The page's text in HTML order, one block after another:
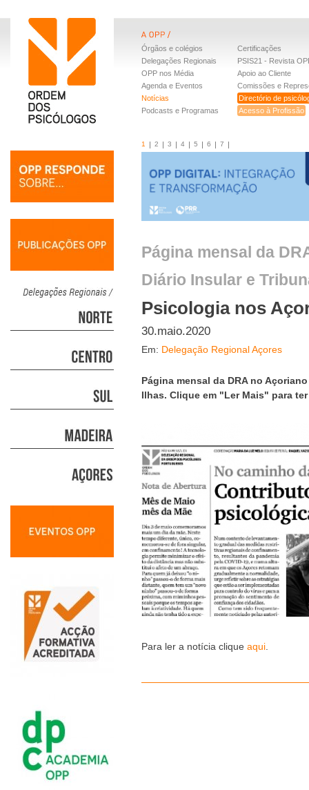
Órgãos e colégios
Delegações Regionais
OPP nos Média
Agenda e Eventos
Notícias
Podcasts e Programas
Certificações
PSIS21 - Revista
Apoio ao Cliente
Comissões e
Directório de
Acesso à Profissão
1 2 3 4 5 6 7
Página mensal da
Diário Insular e
Psicologia nos
30.maio.2020
Em: Delegação Regional Açores
Página mensal da DRA no
Ilhas. Clique em "Ler Mais" para
Para ler a notícia clique aqui